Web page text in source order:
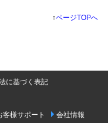
↑ページTOPへ
に基づく表記
客様サポート 会社情報